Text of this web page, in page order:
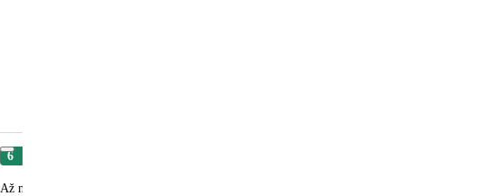
6
Až na cestu do destinace bylo vše v pořádku. CK nás neinformovala,že díky zpoždění letu